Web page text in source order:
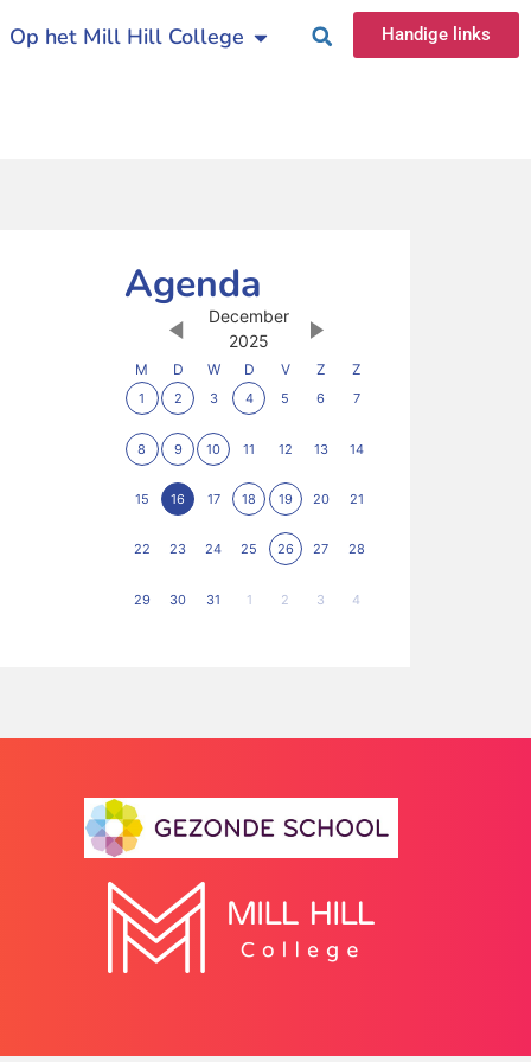
Op het Mill Hill College Handige links
Agenda
December
2025
M D W D V Z Z
1 2 3 4 5 6 7
8 9 10 11 12 13 14
15 16 17 18 19 20 21
22 23 24 25 26 27 28
29 30 31 1 2 3 4